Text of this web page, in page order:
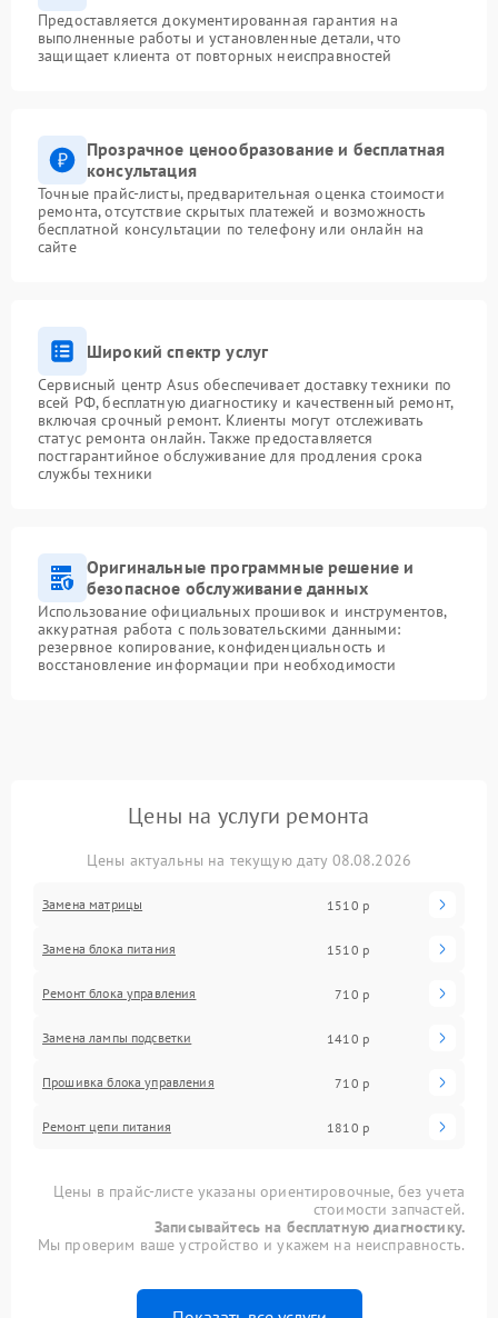
Предоставляется документированная гарантия на
выполненные работы и установленные детали, что
защищает клиента от повторных неисправностей
Прозрачное ценообразование и бесплатная
консультация
Точные прайс-листы, предварительная оценка стоимости
ремонта, отсутствие скрытых платежей и возможность
бесплатной консультации по телефону или онлайн на
сайте
Широкий спектр услуг
Сервисный центр Asus обеспечивает доставку техники по
всей РФ, бесплатную диагностику и качественный ремонт,
включая срочный ремонт. Клиенты могут отслеживать
статус ремонта онлайн. Также предоставляется
постгарантийное обслуживание для продления срока
службы техники
Оригинальные программные решение и
безопасное обслуживание данных
Использование официальных прошивок и инструментов,
аккуратная работа с пользовательскими данными:
резервное копирование, конфиденциальность и
восстановление информации при необходимости
Цены на услуги ремонта
Цены актуальны на текущую дату 08.08.2026
Замена матрицы 1510 р
Замена блока питания 1510 р
Ремонт блока управления 710 р
Замена лампы подсветки 1410 р
Прошивка блока управления 710 р
Ремонт цепи питания 1810 р
Цены в прайс-листе указаны ориентировочные, без учета
стоимости запчастей.
Записывайтесь на бесплатную диагностику.
Мы проверим ваше устройство и укажем на неисправность.